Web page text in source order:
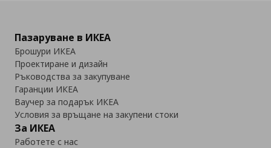
Пазаруване в ИКЕА
Брошури ИКЕА
Проектиране и дизайн
Ръководства за закупуване
Гаранции ИКЕА
Ваучер за подарък ИКЕА
Условия за връщане на закупени стоки
За ИКЕА
Работете с нас